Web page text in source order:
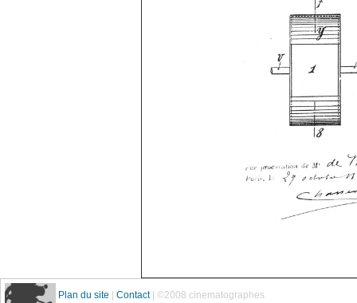
Plan du site Contact| ©2008 cinematographes